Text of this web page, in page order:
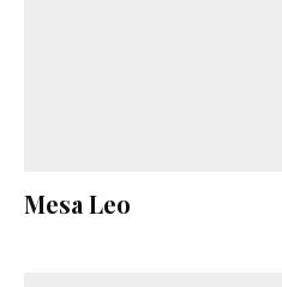
Mesa Leo